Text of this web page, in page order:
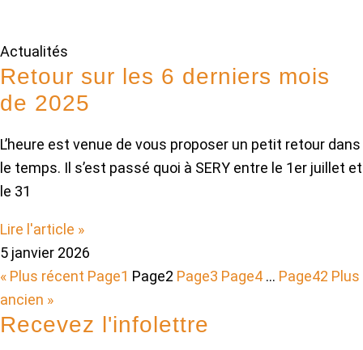
Actualités
Retour sur les 6 derniers mois
de 2025
L’heure est venue de vous proposer un petit retour dans
le temps. Il s’est passé quoi à SERY entre le 1er juillet et
le 31
Lire l'article »
5 janvier 2026
« Plus récent Page1 Page2 Page3 Page4 … Page42 Plus
ancien »
Recevez l'infolettre